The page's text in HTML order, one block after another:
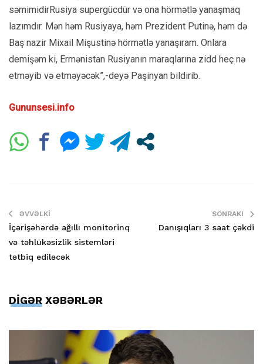
səmimidirRusiya supergücdür və ona hörmətlə yanaşmaq
lazımdır. Mən həm Rusiyaya, həm Prezident Putinə, həm də
Baş nazir Mixail Mişustinə hörmətlə yanaşıram. Onlara
demişəm ki, Ermənistan Rusiyanın maraqlarına zidd heç nə
etməyib və etməyəcək”,-deyə Paşinyan bildirib.
Gununsesi.info
ƏVVƏLKI
İçərişəhərdə ağıllı monitorinq
və təhlükəsizlik sistemləri
tətbiq ediləcək
SONRAKI
Danışıqları 3 saat çəkdi
DİGƏR XƏBƏRLƏR